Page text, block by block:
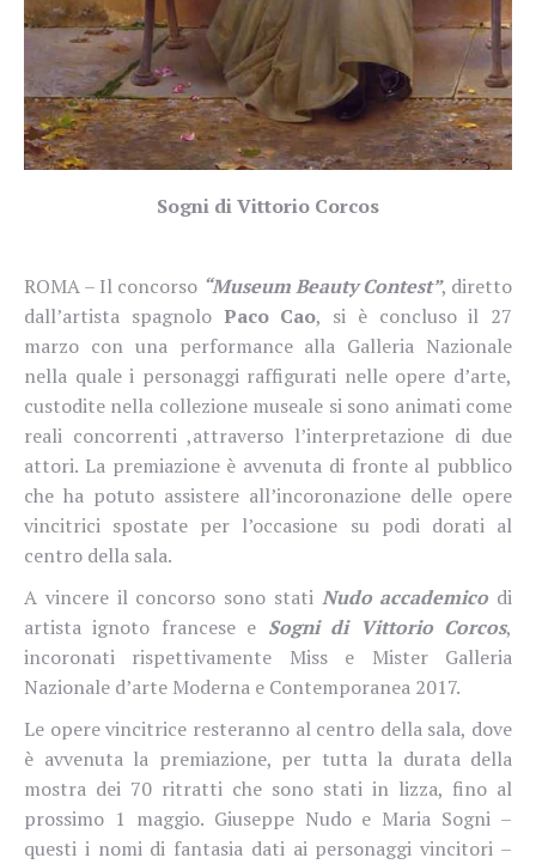
Sogni di Vittorio Corcos
ROMA – Il concorso “Museum Beauty Contest”, diretto
dall’artista spagnoloPaco Cao, si è concluso il 27
marzo con una performance alla Galleria Nazionale
nella quale i personaggi raffigurati nelle opere d’arte,
custodite nella collezione museale si sono animati come
reali concorrenti ,attraverso l’interpretazione di due
attori. La premiazione è avvenuta di fronte al pubblico
che ha potuto assistere all’incoronazione delle opere
vincitrici spostate per l’occasione su podi dorati al
centro della sala.
A vincere il concorso sono stati Nudo accademico di
artista ignoto francese e Sogni di Vittorio Corcos,
incoronati rispettivamente Miss e Mister Galleria
Nazionale d’arte Moderna e Contemporanea 2017.
Le opere vincitrice resteranno al centro della sala, dove
è avvenuta la premiazione, per tutta la durata della
mostra dei 70 ritratti che sono stati in lizza, fino al
prossimo 1 maggio. Giuseppe Nudo e Maria Sogni –
questi i nomi di fantasia dati ai personaggi vincitori –